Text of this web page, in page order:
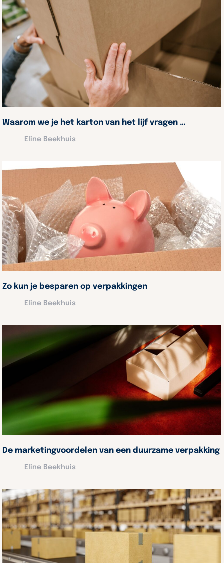
Waarom we je het karton van het lijf vragen …
Eline Beekhuis
Zo kun je besparen op verpakkingen
Eline Beekhuis
De marketingvoordelen van een duurzame verpakking
Eline Beekhuis